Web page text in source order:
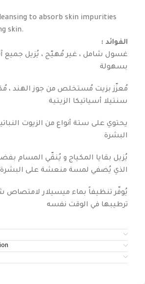
to absorb skin impurities
skin.
: الفوائد
غسول شامل ، غير مُهيّج ، يُزيل جميع
بسهولة
مُعزّز بزيت مُستخلص من جوز الهند ،
سنتيلا أسياتيكا الزيتية
يحتوي على ستة أنواع من الزيوت
البشرة
يُزيل بقايا المكياج و يُنقّي المسام
الذي يُضفي لمسة منعشة على البشرة
يُوفّر تنظيفاً بماء ميسيلار لامتصاص
ترطيبها في الوقت نفسه